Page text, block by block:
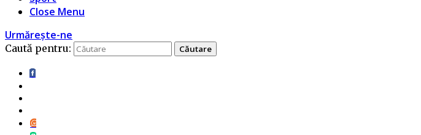
Close Menu
Urmărește-ne
Caută pentru: